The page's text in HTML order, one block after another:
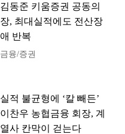
김동준 키움증권 공동의
장, 최대실적에도 전산장
애 반복
금융/증권
실적 불균형에 ‘칼 빼든’
이찬우 농협금융 회장, 계
열사 칸막이 걷는다